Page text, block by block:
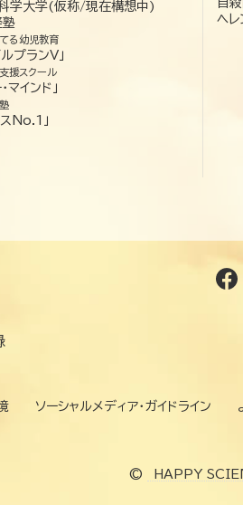
学大学(仮称/現在構想中)
塾
る幼児教育
ルプランV」
援スクール
マインド」
スNo.1」
自
ヘレ
ソーシャルメディア・ガイドライン
© HAPPY